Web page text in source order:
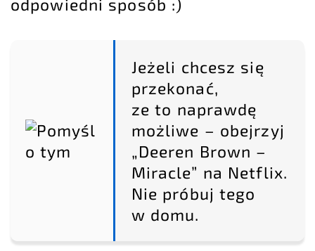
odpowiedni sposób :)
Jeżeli chcesz się
przekonać,
ze to naprawdę
możliwe – obejrzyj
„Deeren Brown –
Miracle” na Netflix.
Nie próbuj tego
w domu.